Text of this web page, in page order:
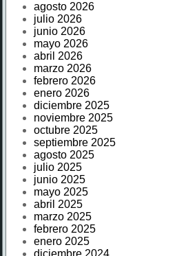
agosto 2026
julio 2026
junio 2026
mayo 2026
abril 2026
marzo 2026
febrero 2026
enero 2026
diciembre 2025
noviembre 2025
octubre 2025
septiembre 2025
agosto 2025
julio 2025
junio 2025
mayo 2025
abril 2025
marzo 2025
febrero 2025
enero 2025
diciembre 2024